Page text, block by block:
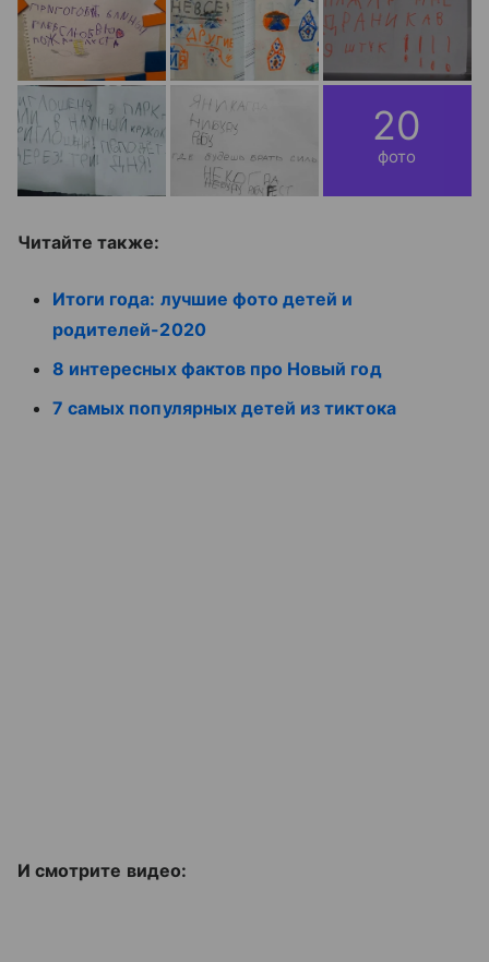
20
фото
Читайте также:
Итоги года: лучшие фото детей и
родителей-2020
8 интересных фактов про Новый год
7 самых популярных детей из тиктока
И смотрите видео: